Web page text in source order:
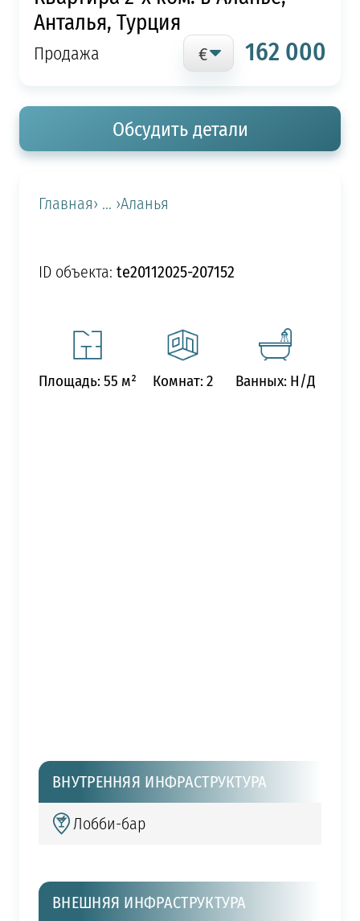
Анталья, Турция
Продажа 162 000
Обсудить детали
Главная› ... ›Аланья
ID объекта: te20112025-207152
Площадь: 55 м² Комнат: 2 Ванных: Н/Д
ВНУТРЕННЯЯ ИНФРАСТРУКТУРА
Лобби-бар
ВНЕШНЯЯ ИНФРАСТРУКТУРА